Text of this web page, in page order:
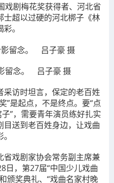
剧梅花奖获得者、河北省
超以过硬的河北梆子《林
。
留念。 吕子豪 摄
访时坦言，保定的老百姓
”是起点，不是终点。要“点
”，需要青年演员练好扎实
送到老百姓身边，让戏曲
戏剧家协会常务副主席兼
日，第27届“中国少儿戏曲
颁奖典礼、“戏曲名家村晚